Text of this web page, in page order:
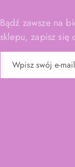
Bądź zawsze na
sklepu, zapisz się